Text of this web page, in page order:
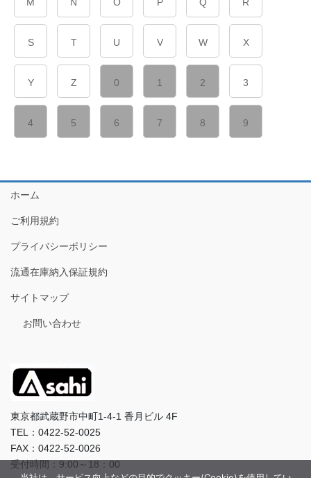
S T U V W X
Y Z 0 1 2 3
4 5 6 7 8 9
ホーム
ご利用規約
プライバシーポリシー
流通在庫納入保証規約
サイトマップ
お問い合わせ
東京都武蔵野市中町1-4-1 香月ビル 4F
TEL：0422-52-0025
FAX：0422-52-0026
受付時間：9:00～18：00